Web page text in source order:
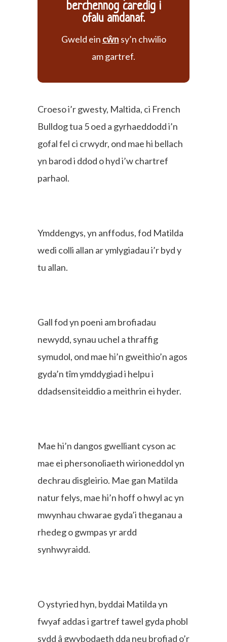
berchennog caredig i
ofalu amdanaf.
Gweld ein cŵn sy’n chwilio
am gartref.
Croeso i’r gwesty, Maltida, ci French
Bulldog tua 5 oed a gyrhaeddodd i’n
gofal fel ci crwydr, ond mae hi bellach
yn barod i ddod o hyd i’w chartref
parhaol.
Ymddengys, yn anffodus, fod Matilda
wedi colli allan ar ymlygiadau i’r byd y
tu allan.
Gall fod yn poeni am brofiadau
newydd, synau uchel a thraffig
symudol, ond mae hi’n gweithio’n agos
gyda’n tîm ymddygiad i helpu i
ddadsensiteiddio a meithrin ei hyder.
Mae hi’n dangos gwelliant cyson ac
mae ei phersonoliaeth wirioneddol yn
dechrau disgleirio. Mae gan Matilda
natur felys, mae hi’n hoff o hwyl ac yn
mwynhau chwarae gyda’i theganau a
rhedeg o gwmpas yr ardd
synhwyraidd.
O ystyried hyn, byddai Matilda yn
fwyaf addas i gartref tawel gyda phobl
sydd â gwybodaeth dda neu brofiad o’r